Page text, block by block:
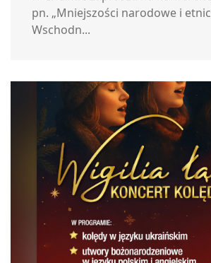
pn. „Mniejszości narodowe i
Wschodn...